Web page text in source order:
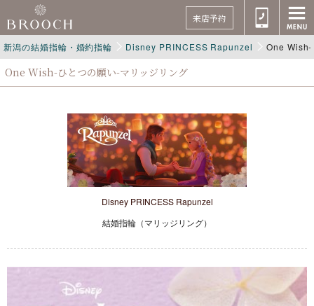
来店予約
新潟の結婚指輪・婚約指輪 Disney PRINCESS Rapunzel One Wish-
One Wish-ひとつの願い-マリッジリング
Disney PRINCESS Rapunzel
結婚指輪（マリッジリング）